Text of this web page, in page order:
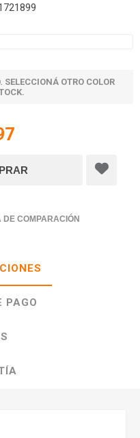
SELECCIONÁ OTRO COLOR
COMPARACIÓN
PAGO